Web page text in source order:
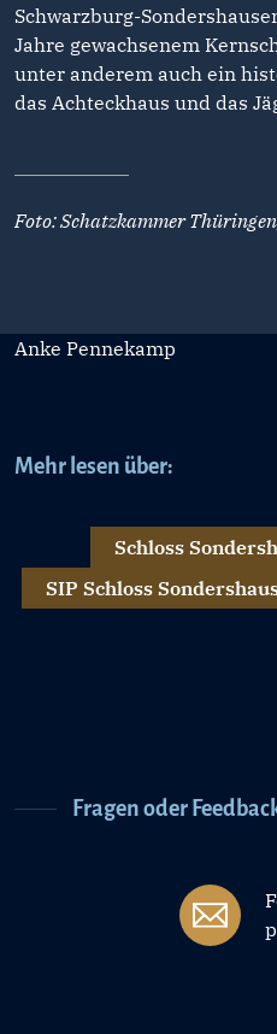
Schwarzburg-
Jahre gewachsenem
unter anderem auch ein
das Achteckhaus und das
Foto: Schatzkammer
Anke Pennekamp
Mehr lesen über:
Schloss
SIP Schloss
Fragen oder